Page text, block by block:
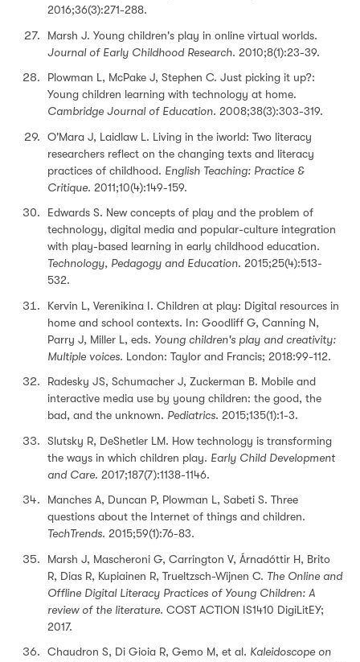
2016;36(3):271-288.
Marsh J. Young children's play in online virtual worlds.
Journal of Early Childhood Research. 2010;8(1):23-39.
Plowman L, McPake J, Stephen C. Just picking it up?:
Young children learning with technology at home.
Cambridge Journal of Education. 2008;38(3):303-319.
O'Mara J, Laidlaw L. Living in the iworld: Two literacy
researchers reflect on the changing texts and literacy
practices of childhood. English Teaching: Practice &
Critique. 2011;10(4):149-159.
Edwards S. New concepts of play and the problem of
technology, digital media and popular-culture integration
with play-based learning in early childhood education.
Technology, Pedagogy and Education. 2015;25(4):513-
532.
Kervin L, Verenikina I. Children at play: Digital resources in
home and school contexts. In: Goodliff G, Canning N,
Parry J, Miller L, eds. Young children's play and creativity:
Multiple voices. London: Taylor and Francis; 2018:99-112.
Radesky JS, Schumacher J, Zuckerman B. Mobile and
interactive media use by young children: the good, the
bad, and the unknown. Pediatrics. 2015;135(1):1-3.
Slutsky R, DeShetler LM. How technology is transforming
the ways in which children play. Early Child Development
and Care. 2017;187(7):1138-1146.
Manches A, Duncan P, Plowman L, Sabeti S. Three
questions about the Internet of things and children.
TechTrends. 2015;59(1):76-83.
Marsh J, Mascheroni G, Carrington V, Árnadóttir H, Brito
R, Dias R, Kupiainen R, Trueltzsch-Wijnen C. The Online and
Offline Digital Literacy Practices of Young Children: A
review of the literature. COST ACTION IS1410 DigiLitEY;
2017.
Chaudron S, Di Gioia R, Gemo M, et al. Kaleidoscope on